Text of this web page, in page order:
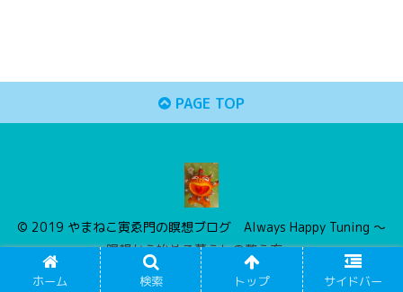
PAGE TOP
© 2019 やまねこ寅ゑ門の瞑想ブログ Always Happy Tuning 〜
瞑想から始める暮らしの整え方〜.
ホーム 検索 トップ サイドバー